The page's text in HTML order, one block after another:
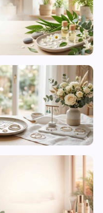
محصولات
مراقبت از
پوست